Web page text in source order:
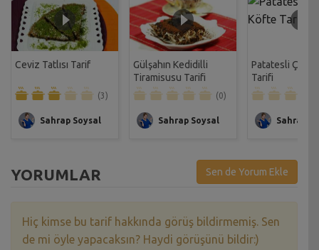
Ceviz Tatlısı Tarif
(3)
Sahrap Soysal
Gülşahın Kedidilli
Tiramisusu Tarifi
(0)
Sahrap Soysal
Patatesli Çıtır
Tarifi
Sahrap
YORUMLAR Sen de Yorum Ekle
Hiç kimse bu tarif hakkında görüş bildirmemiş. Sen
de mi öyle yapacaksın? Haydi görüşünü bildir:)